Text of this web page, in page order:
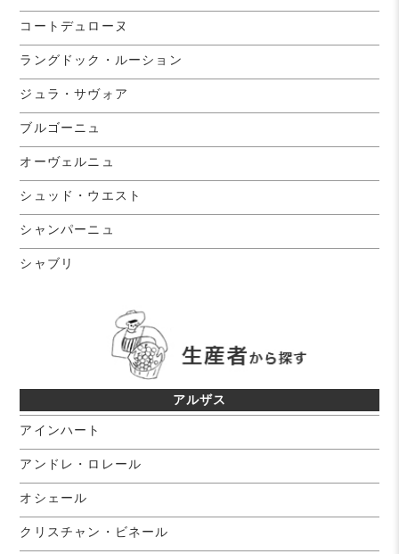
コートデュローヌ
ラングドック・ルーション
ジュラ・サヴォア
ブルゴーニュ
オーヴェルニュ
シュッド・ウエスト
シャンパーニュ
シャブリ
アルザス
アインハート
アンドレ・ロレール
オシェール
クリスチャン・ビネール